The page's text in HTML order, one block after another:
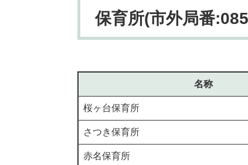
保育所(市外局番
名称
桜ヶ台保育所
さつき保育所
赤名保育所